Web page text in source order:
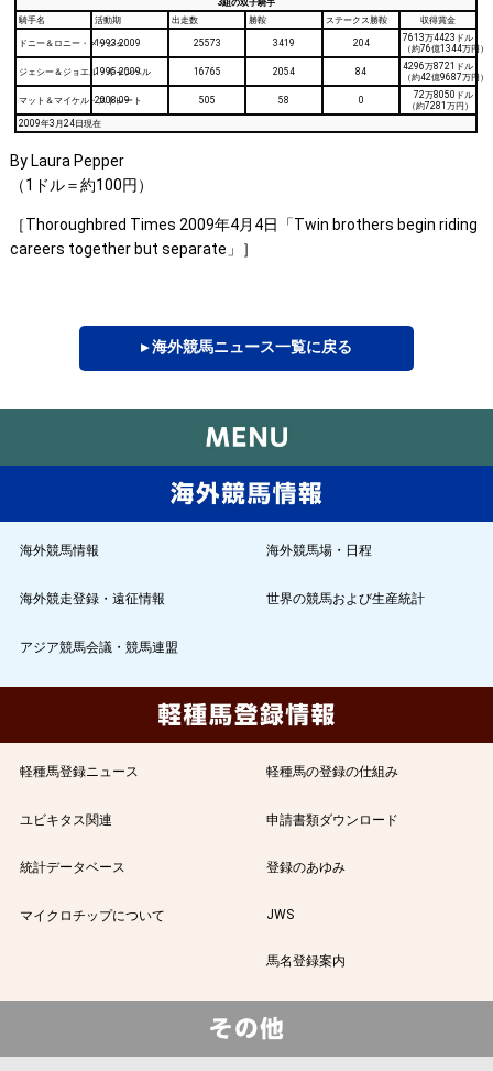
3組の双子騎手
騎手名
活動期 出走数 勝鞍 ステークス勝鞍 収得賞金
ドニー＆ロニー・メッシュ
1993-2009 25573 3419 204
7613万4423ドル
（約76億1344万円）
ジェシー＆ジョエル・キャンベル
1995-2009 16765 2054 84
4296万8721ドル
（約42億9687万円）
マット＆マイケル・ストレート
2008-09 505 58 0
72万8050ドル
（約7281万円）
2009年3月24日現在
By Laura Pepper
（1ドル＝約100円）
［Thoroughbred Times 2009年4月4日「Twin brothers begin riding
careers together but separate」］
▸ 海外競馬ニュース一覧に戻る
海外競馬情報 海外競馬場・日程
海外競走登録・遠征情報 世界の競馬および生産統計
アジア競馬会議・競馬連盟
軽種馬登録ニュース 軽種馬の登録の仕組み
ユビキタス関連 申請書類ダウンロード
統計データベース 登録のあゆみ
マイクロチップについて JWS
馬名登録案内